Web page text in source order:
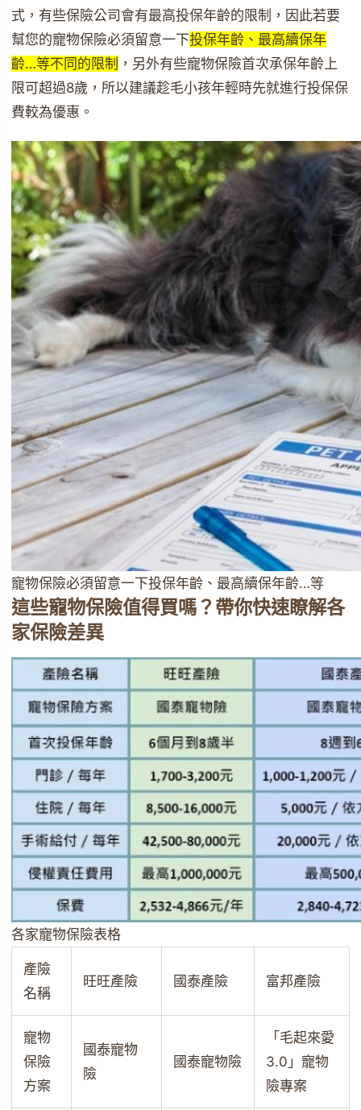
式，有些保險公司會有最高投保年齡的限制，因此若要
幫您的寵物保險必須留意一下投保年齡、最高續保年
齡…等不同的限制 ，另外有些寵物保險首次承保年齡上
限可超過8歲，所以建議趁毛小孩年輕時先就進行投保保
費較為優惠。
寵物保險必須留意一下投保年齡、最高續保年齡…等
這些寵物保險值得買嗎？帶你快速瞭解各
家保險差異
各家寵物保險表格
產險
名稱
旺旺產險 國泰產險 富邦產險
寵物
保險
方案
國泰寵物
險
國泰寵物險
「毛起來愛
3.0」寵物
險專案